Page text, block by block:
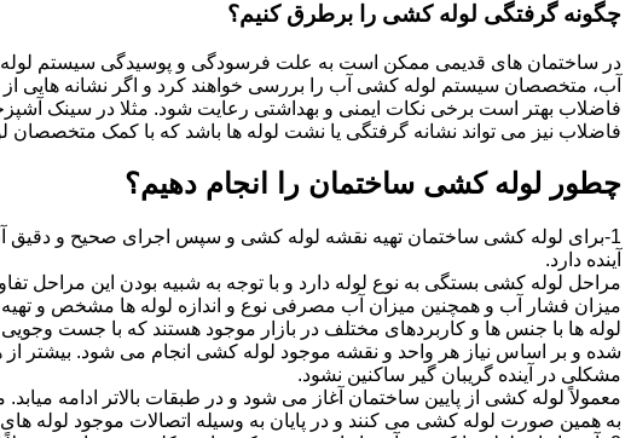
چگونه گرفتگی لوله کشی را برطرق کنیم؟
در ساختمان های قدیمی ممکن است به علت فرسودگی و پوسیدگی سیستم
آب، متخصصان سیستم لوله کشی آب را بررسی خواهند کرد و اگر نشانه هایی
فاضلاب بهتر است برخی نکات ایمنی و بهداشتی رعایت شود. مثلا در سینک
فاضلاب نیز می تواند نشانه گرفتگی یا نشت لوله ها باشد که با کمک متخصصان
چطور لوله کشی ساختمان را انجام دهیم؟
1-برای لوله کشی ساختمان تهیه نقشه لوله کشی و سپس اجرای صحیح و دقیق
آینده دارد.
مراحل لوله کشی بستگی به نوع لوله دارد و با توجه به شبیه بودن این مراحل
میزان فشار آب و همچنین میزان آب مصرفی نوع و اندازه لوله ها مشخص و
لوله ها با جنس ها و کاربردهای مختلف در بازار موجود هستند که با جست
شده و بر اساس نیاز هر واحد و نقشه موجود لوله کشی انجام می شود. بیشتر
مشکلی در آینده گریبان گیر ساکنین نشود.
معمولاً لوله کشی از پایین ساختمان آغاز می شود و در طبقات بالاتر ادامه
به همین صورت لوله کشی می کنند و در پایان به وسیله اتصالات موجود لوله